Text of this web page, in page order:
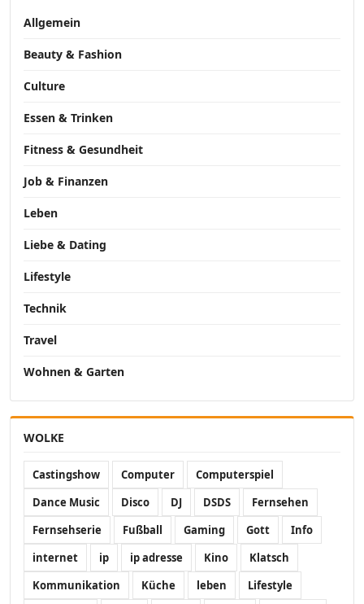
Allgemein
Beauty & Fashion
Culture
Essen & Trinken
Fitness & Gesundheit
Job & Finanzen
Leben
Liebe & Dating
Lifestyle
Technik
Travel
Wohnen & Garten
WOLKE
Castingshow Computer
Computerspiel
Dance Music
Disco DJ DSDS
Fernsehen
Fernsehserie
Fußball Gaming Gott
Info
internet
ip ip adresse Kino
Klatsch
Kommunikation
Küche leben
Lifestyle